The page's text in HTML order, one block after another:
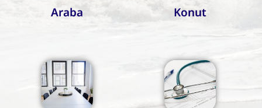
Araba Konut